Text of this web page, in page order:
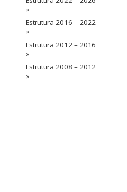
»
Estrutura 2016 – 2022
»
Estrutura 2012 – 2016
»
Estrutura 2008 – 2012
»